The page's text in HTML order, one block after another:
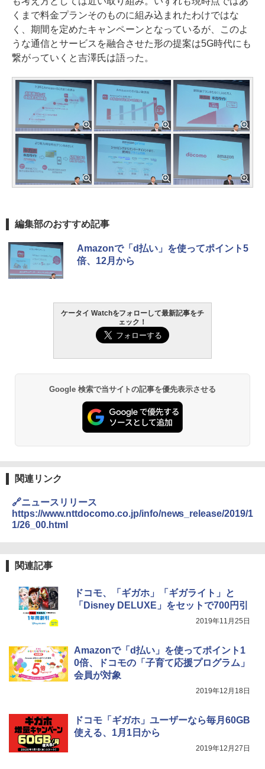
くまで料金プランそのものに組み込まれたわけではな
く、期間を定めたキャンペーンとなっているが、このよ
うな通信とサービスを融合させた形の提案は5G時代にも
繋がっていくと吉澤氏は語った。
編集部のおすすめ記事
Amazonで「d払い」を使ってポイント5
倍、12月から
ケータイ Watchをフォローして最新記事をチ
ェック！
Google 検索で当サイトの記事を優先表示させる
関連リンク
🔗ニュースリリース
https://www.nttdocomo.co.jp/info/news_release/2019/1
1/26_00.html
関連記事
ドコモ、「ギガホ」「ギガライト」と
「Disney DELUXE」をセットで700円引
2019年11月25日
Amazonで「d払い」を使ってポイント1
0倍、ドコモの「子育て応援プログラム」
会員が対象
2019年12月18日
ドコモ「ギガホ」ユーザーなら毎月60GB
使える、1月1日から
2019年12月27日